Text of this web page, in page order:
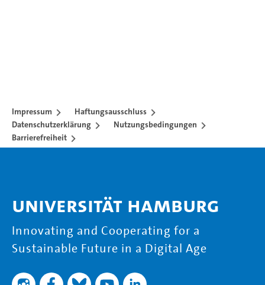
Impressum
Haftungsausschluss
Datenschutzerklärung
Nutzungsbedingungen
Barrierefreiheit
Universität Hamburg
Innovating and Cooperating for a
Sustainable Future in a Digital Age